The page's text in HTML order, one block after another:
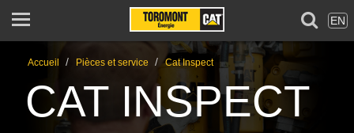
EN
Accueil / Pièces et service / Cat Inspect
CAT INSPECT